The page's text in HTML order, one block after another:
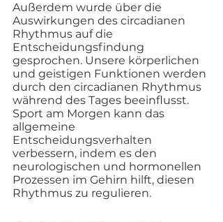
Außerdem wurde über die
Auswirkungen des circadianen
Rhythmus auf die
Entscheidungsfindung
gesprochen. Unsere körperlichen
und geistigen Funktionen werden
durch den circadianen Rhythmus
während des Tages beeinflusst.
Sport am Morgen kann das
allgemeine
Entscheidungsverhalten
verbessern, indem es den
neurologischen und hormonellen
Prozessen im Gehirn hilft, diesen
Rhythmus zu regulieren.